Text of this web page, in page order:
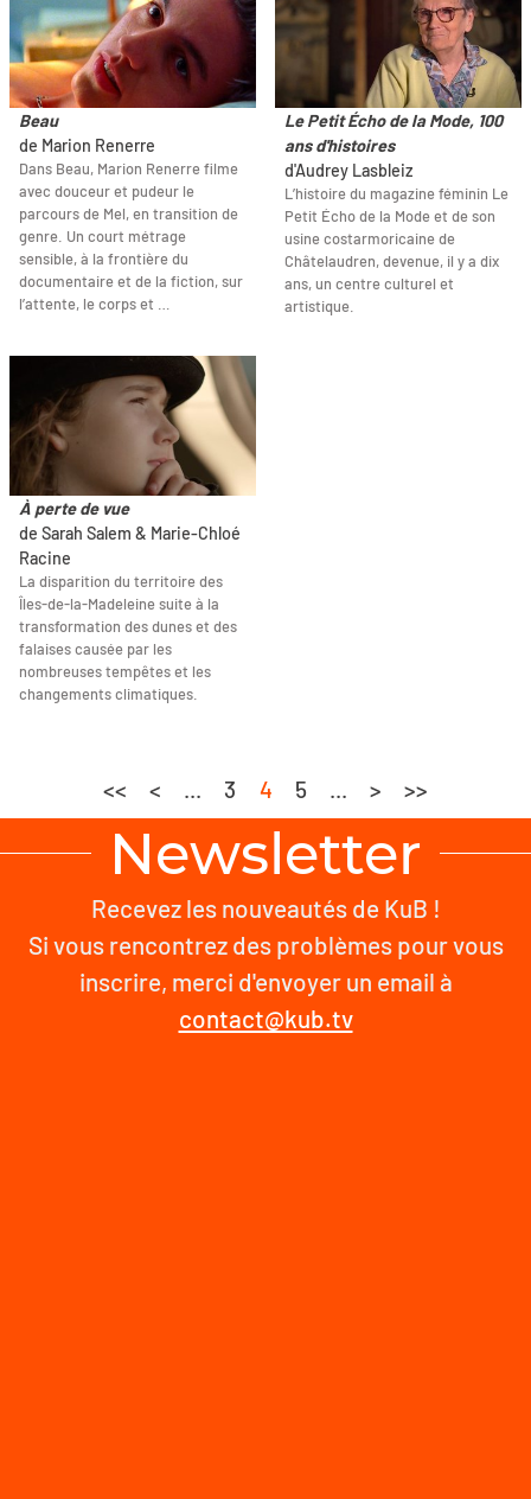
Beau
de Marion Renerre
Dans Beau, Marion Renerre filme
avec douceur et pudeur le
parcours de Mel, en transition de
genre. Un court métrage
sensible, à la frontière du
documentaire et de la fiction, sur
l’attente, le corps et …
Le Petit Écho de la Mode, 100
ans d'histoires
d'Audrey Lasbleiz
L’histoire du magazine féminin Le
Petit Écho de la Mode et de son
usine costarmoricaine de
Châtelaudren, devenue, il y a dix
ans, un centre culturel et
artistique.
À perte de vue
de Sarah Salem & Marie-Chloé
Racine
La disparition du territoire des
Îles-de-la-Madeleine suite à la
transformation des dunes et des
falaises causée par les
nombreuses tempêtes et les
changements climatiques.
<< < ... 3 4 5 ... > >>
Newsletter
Recevez les nouveautés de KuB !
Si vous rencontrez des problèmes pour vous
inscrire, merci d'envoyer un email à
contact@kub.tv